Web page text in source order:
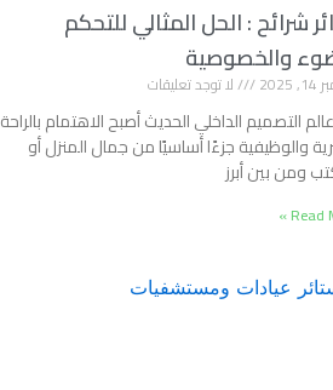
شرائح : الحل المثالي للتحكم
والخصوصية
لا توجد تعليقات
التصميم الداخلي الحديث أصبح الاهتمام بالراحة
والوظيفية جزءًا أساسيًا من جمال المنزل أو
ومن بين أبرز
Read